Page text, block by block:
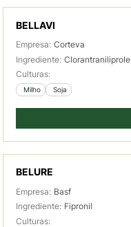
BELLAVI
Empresa: Corteva
Ingrediente: Clorantraniliprole
Culturas:
Milho Soja
BELURE
Empresa: Basf
Ingrediente: Fipronil
Culturas: